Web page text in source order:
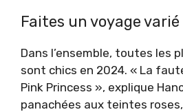
Faites un voyage varié
Dans l’ensemble, toutes les
sont chics en 2024. « La
Pink Princess », explique
panachées aux teintes